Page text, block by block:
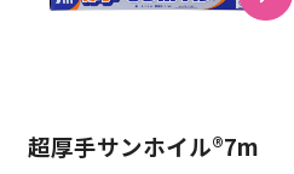
超厚手サンホイル®7m